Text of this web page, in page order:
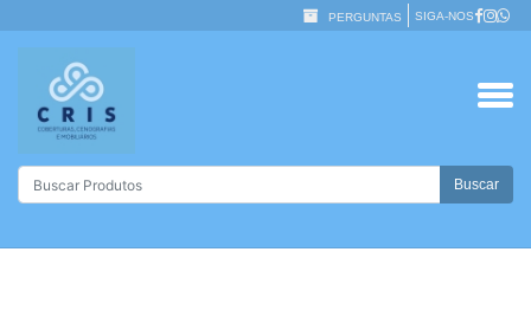
PERGUNTAS SIGA-NOS
Buscar